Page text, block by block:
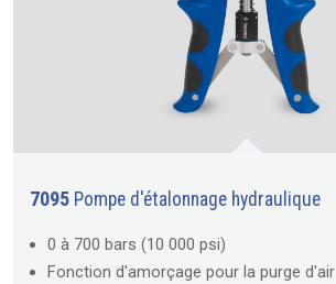
7095 Pompe d'étalonnage hydraulique
0 à 700 bars (10 000 psi)
Fonction d'amorçage pour la purge d'air